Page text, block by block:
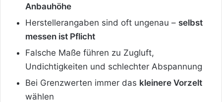
Anbauhöhe
Herstellerangaben sind oft ungenau – selbst
messen ist Pflicht
Falsche Maße führen zu Zugluft,
Undichtigkeiten und schlechter Abspannung
Bei Grenzwerten immer das kleinere Vorzelt
wählen